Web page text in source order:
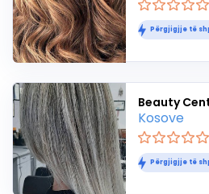
Përgjigjje të
Beauty
Kosove
Përgjigjje të